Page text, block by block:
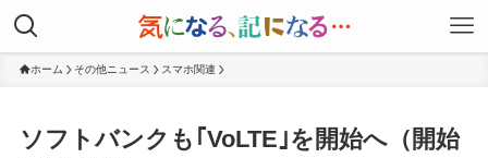
ホーム その他ニュース スマホ関連
ソフトバンクも｢VoLTE｣を開始へ（開始